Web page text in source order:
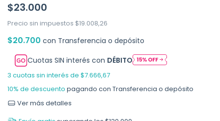
$23.000
Precio sin impuestos $19.008,26
$20.700 con Transferencia o depósito
Cuotas SIN interés con DÉBITO
3 cuotas sin interés de $7.666,67
10% de descuento pagando con Transferencia o depósito
Ver más detalles